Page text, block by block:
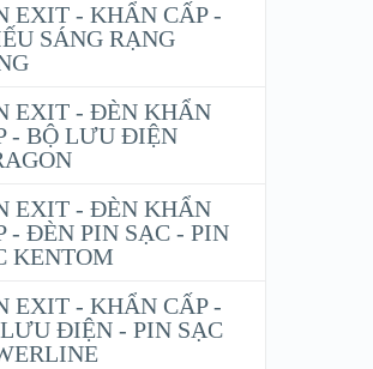
EXIT - KHẨN CẤP -
SÁNG RẠNG
EXIT - ĐÈN KHẨN
- BỘ LƯU ĐIỆN
EXIT - ĐÈN KHẨN
- ĐÈN PIN SẠC - PIN
KENTOM
EXIT - KHẨN CẤP -
ĐIỆN - PIN SẠC